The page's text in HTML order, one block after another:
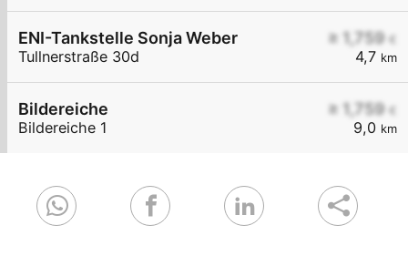
≥ 1,759 €
4,7 km
ENI-Tankstelle Sonja Weber
Tullnerstraße 30d
≥ 1,759 €
9,0 km
Bildereiche
Bildereiche 1